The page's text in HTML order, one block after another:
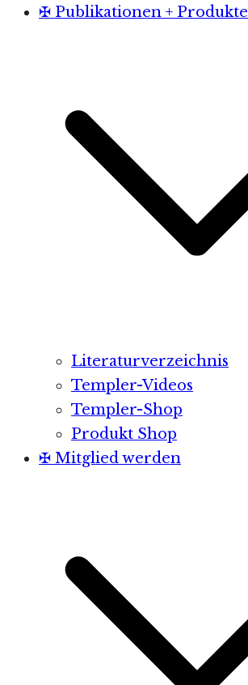
✠ Publikationen + Produkte
Literaturverzeichnis
Templer-Videos
Templer-Shop
Produkt Shop
✠ Mitglied werden